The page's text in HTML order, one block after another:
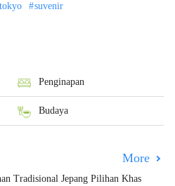
tokyo suvenir
Penginapan
Budaya
More
Tradisional Jepang Pilihan Khas